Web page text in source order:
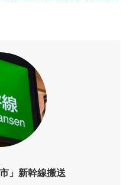
」新幹線搬送